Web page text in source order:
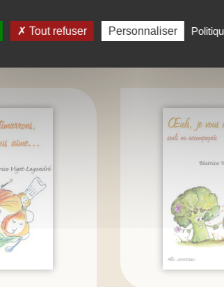
LIVRES ASSOCIÉS
Tout refuser Personnaliser